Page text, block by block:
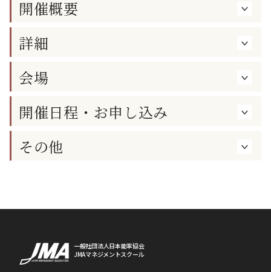
開催概要
詳細
会場
開催日程・お申し込み
その他
一般社団法人日本能率協会
JMAマネジメントスクール